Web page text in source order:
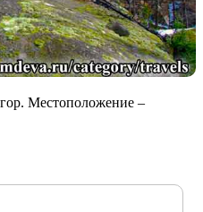
Местоположение –